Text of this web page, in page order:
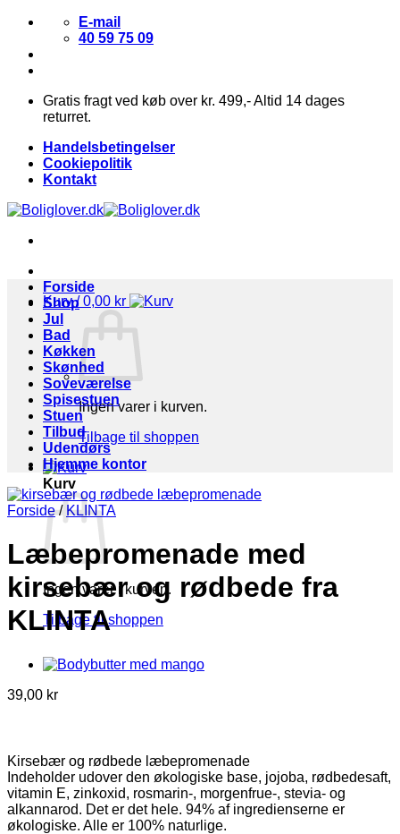
Fortsæt
indhold
E-mail
40 59 75 09
Gratis fragt ved køb over kr. 499,- Altid 14 dages
returret.
Handelsbetingelser
Cookiepolitik
Kontakt
Kurv /0,00 kr
Ingen varer i kurven.
Tilbage til shoppen
Kurv
Ingen varer i kurven.
Tilbage til shoppen
Forside
Shop
Jul
Bad
Køkken
Skønhed
Soveværelse
Spisestuen
Stuen
Tilbud
Udendørs
Hjemme kontor
Forside / KLINTA
Læbepromenade med
kirsebær og rødbede fra
KLINTA
39,00 kr
Kirsebær og rødbede læbepromenade
Indeholder udover den økologiske base, jojoba, rødbedesaft,
vitamin E, zinkoxid, rosmarin-, morgenfrue-, stevia- og
alkannarod. Det er det hele. 94% af ingredienserne er
økologiske. Alle er 100% naturlige.